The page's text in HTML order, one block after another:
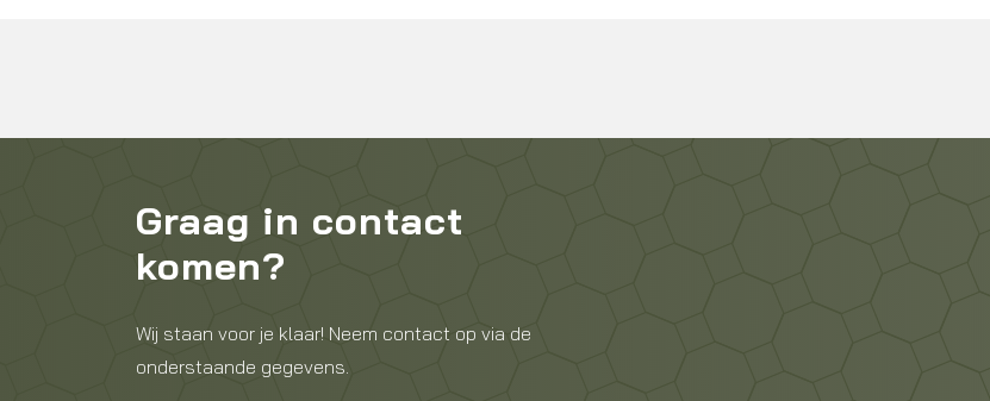
Graag in contact
komen?
Wij staan voor je klaar! Neem contact op via de
onderstaande gegevens.